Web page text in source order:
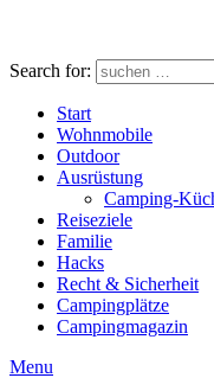
Search for:
Start
Wohnmobile
Outdoor
Ausrüstung
Camping-
Reiseziele
Familie
Hacks
Recht & Sicherheit
Campingplätze
Campingmagazin
Menu